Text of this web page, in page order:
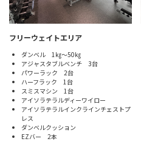
フリーウェイトエリア
ダンベル 1㎏～50㎏
アジャスタブルベンチ 3台
パワーラック 2台
ハーフラック 1台
スミスマシン 1台
アイソラテラルディーワイロー
アイソラテラルインクラインチェストプ
レス
ダンベルクッション
EZバー 2本